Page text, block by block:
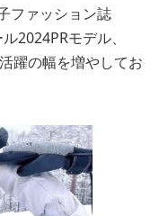
ファッション誌
2024PRモデル、
躍の幅を増やしてお